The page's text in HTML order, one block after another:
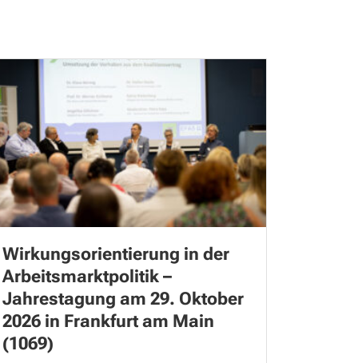
Wirkungsorientierung in der
Arbeitsmarktpolitik –
Jahrestagung am 29. Oktober
2026 in Frankfurt am Main
(1069)